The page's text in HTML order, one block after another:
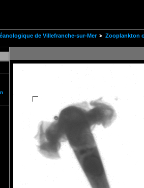
de Villefranche-sur-Mer
Zooplankton